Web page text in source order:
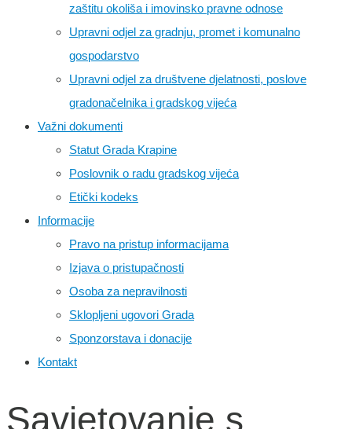
zaštitu okoliša i imovinsko pravne odnose
Upravni odjel za gradnju, promet i komunalno
gospodarstvo
Upravni odjel za društvene djelatnosti, poslove
gradonačelnika i gradskog vijeća
Važni dokumenti
Statut Grada Krapine
Poslovnik o radu gradskog vijeća
Etički kodeks
Informacije
Pravo na pristup informacijama
Izjava o pristupačnosti
Osoba za nepravilnosti
Sklopljeni ugovori Grada
Sponzorstava i donacije
Kontakt
Savjetovanje s